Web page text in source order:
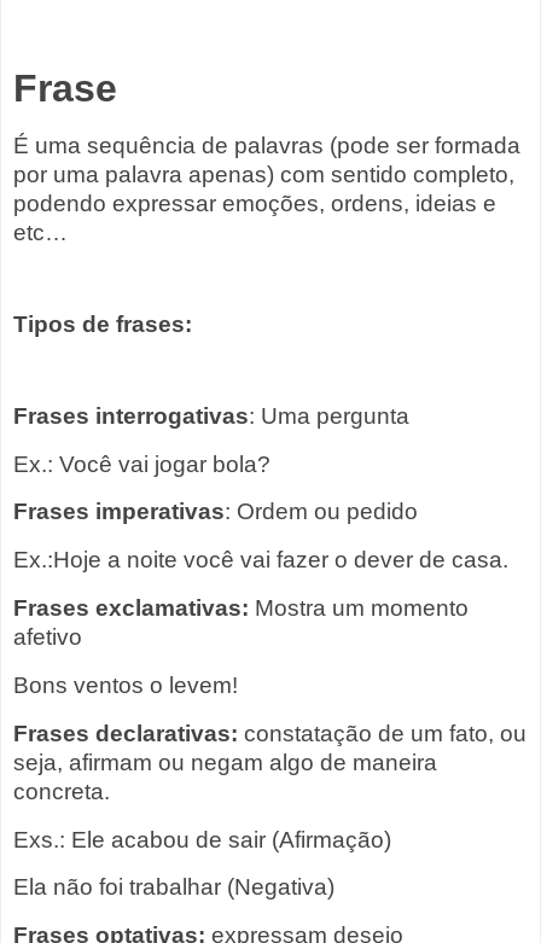
Frase
É uma sequência de palavras (pode ser formada
por uma palavra apenas) com sentido completo,
podendo expressar emoções, ordens, ideias e
etc…
Tipos de frases:
Frases interrogativas: Uma pergunta
Ex.: Você vai jogar bola?
Frases imperativas: Ordem ou pedido
Ex.:Hoje a noite você vai fazer o dever de casa.
Frases exclamativas: Mostra um momento
afetivo
Bons ventos o levem!
Frases declarativas: constatação de um fato, ou
seja, afirmam ou negam algo de maneira
concreta.
Exs.: Ele acabou de sair (Afirmação)
Ela não foi trabalhar (Negativa)
Frases optativas: expressam desejo